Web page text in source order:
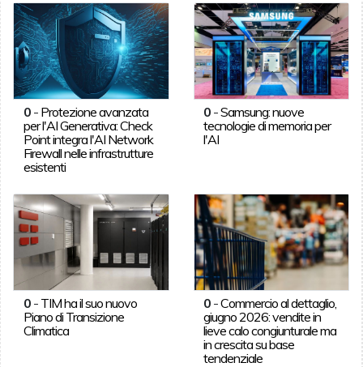
0- Protezione avanzata
per l'AI Generativa: Check
Point integra l'AI Network
Firewall nelle infrastrutture
esistenti
0 -Samsung: nuove
tecnologie di memoria per
l'AI
0- TIM ha il suo nuovo
Piano di Transizione
Climatica
0 -Commercio al dettaglio,
giugno 2026: vendite in
lieve calo congiunturale ma
in crescita su base
tendenziale